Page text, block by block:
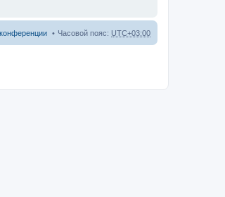
Часовой пояс: UTC+03:00